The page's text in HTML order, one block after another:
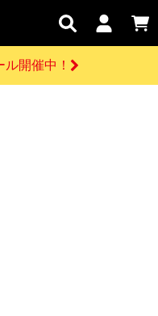
お問い
合わせ
はじめての
ペーン
イド
る
開催中！